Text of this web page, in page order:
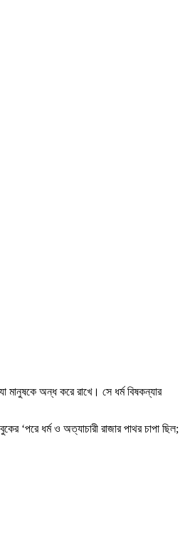
মানুষকে অন্ধ করে রাখে। সে ধর্ম বিষকন্যার
‘পরে ধর্ম ও অত্যাচারী রাজার পাথর চাপা ছিল;